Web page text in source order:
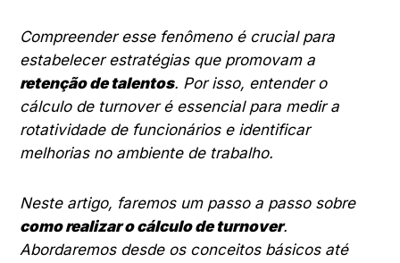
Compreender esse fenômeno é crucial para
estabelecer estratégias que promovam a
retenção de talentos. Por isso, entender o
cálculo de turnover é essencial para medir a
rotatividade de funcionários e identificar
melhorias no ambiente de trabalho.
Neste artigo, faremos um passo a passo sobre
como realizar o cálculo de turnover.
Abordaremos desde os conceitos básicos até